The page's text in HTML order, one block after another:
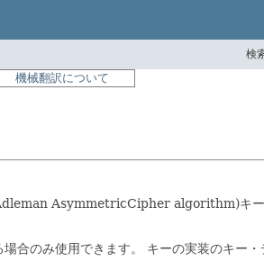
検
機械翻訳について
AsymmetricCipher algorithm)キ
合のみ使用できます。
キーの実装のキー